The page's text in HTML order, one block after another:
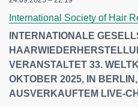
International Society of Hair
INTERNATIONALE
VERANSTALTET 33.
OKTOBER 2025, IN
AUSVERKAUFTEM LIVE-